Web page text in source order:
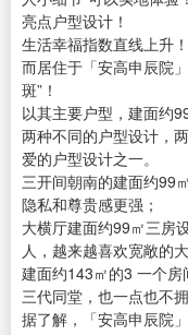
亮点户型设计！
生活幸福指数直线上升！
而居住于「安高申辰院
斑”！
以其主要户型，建面约
两种不同的户型设计，
爱的户型设计之一。
三开间朝南的建面约99
隐私和尊贵感更强；
大横厅建面约99㎡三房
人，越来越喜欢宽敞的
建面约143㎡的3 一个房
三代同堂，也一点也不拥
据了解，「安高申辰院